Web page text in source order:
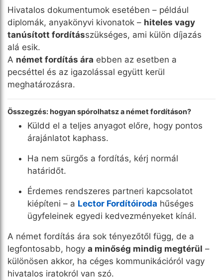
Hivatalos dokumentumok esetében – például
diplomák, anyakönyvi kivonatok – hiteles vagy
tanúsított fordításszükséges, ami külön díjazás
alá esik.
A német fordítás ára ebben az esetben a
pecséttel és az igazolással együtt kerül
meghatározásra.
Összegzés: hogyan spórolhatsz a német fordításon?
Küldd el a teljes anyagot előre, hogy pontos
árajánlatot kaphass.
Ha nem sürgős a fordítás, kérj normál
határidőt.
Érdemes rendszeres partneri kapcsolatot
kiépíteni – a Lector Fordítóiroda hűséges
ügyfeleinek egyedi kedvezményeket kínál.
A német fordítás ára sok tényezőtől függ, de a
legfontosabb, hogy a minőség mindig megtérül –
különösen akkor, ha céges kommunikációról vagy
hivatalos iratokról van szó.